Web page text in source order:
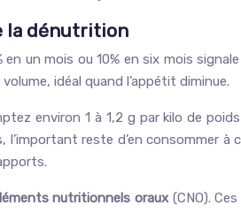
la dénutrition
un mois ou 10% en six mois
idéal quand l’appétit diminue.
environ 1 à 1,2 g par kilo de
reste d’en consommer à
nutritionnels oraux (CNO).